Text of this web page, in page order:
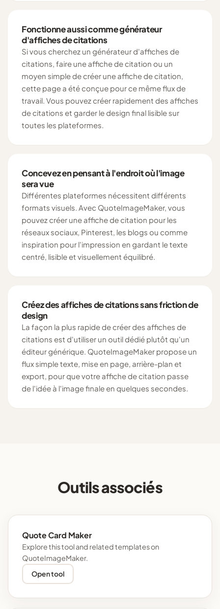
Fonctionne aussi comme générateur
d'affiches de citations
Si vous cherchez un générateur d'affiches de
citations, faire une affiche de citation ou un
moyen simple de créer une affiche de citation,
cette page a été conçue pour ce même flux de
travail. Vous pouvez créer rapidement des affiches
de citations et garder le design final lisible sur
toutes les plateformes.
Concevez en pensant à l'endroit où l'image
sera vue
Différentes plateformes nécessitent différents
formats visuels. Avec QuoteImageMaker, vous
pouvez créer une affiche de citation pour les
réseaux sociaux, Pinterest, les blogs ou comme
inspiration pour l'impression en gardant le texte
centré, lisible et visuellement équilibré.
Créez des affiches de citations sans friction de
design
La façon la plus rapide de créer des affiches de
citations est d'utiliser un outil dédié plutôt qu'un
éditeur générique. QuoteImageMaker propose un
flux simple texte, mise en page, arrière-plan et
export, pour que votre affiche de citation passe
de l'idée à l'image finale en quelques secondes.
Outils associés
Quote Card Maker
Explore this tool and related templates on
QuoteImageMaker.
Open tool